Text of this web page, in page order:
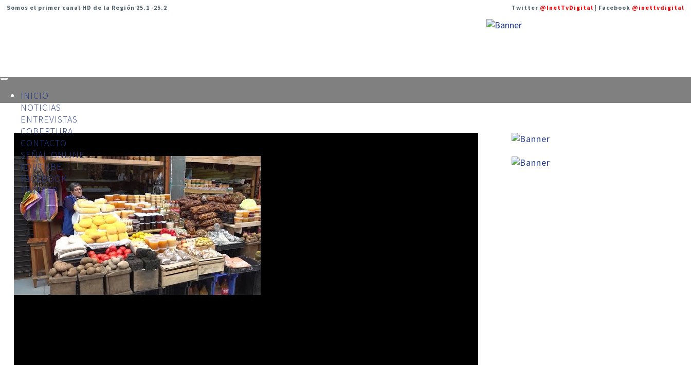
Somos el primer canal HD de la Región 25.1 -25.2 Twitter @InetTvDigital | Facebook @inettvdigital
INICIO
NOTICIAS
ENTREVISTAS
COBERTURA
CONTACTO
SEÑAL ONLINE
YOUTUBE
FACEBOOK
TWITTER